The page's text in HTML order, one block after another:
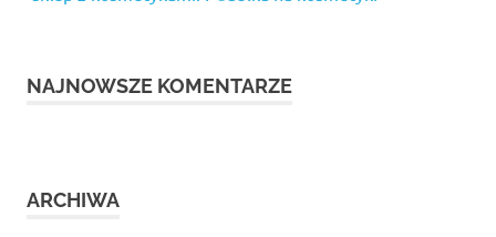
NAJNOWSZE KOMENTARZE
ARCHIWA